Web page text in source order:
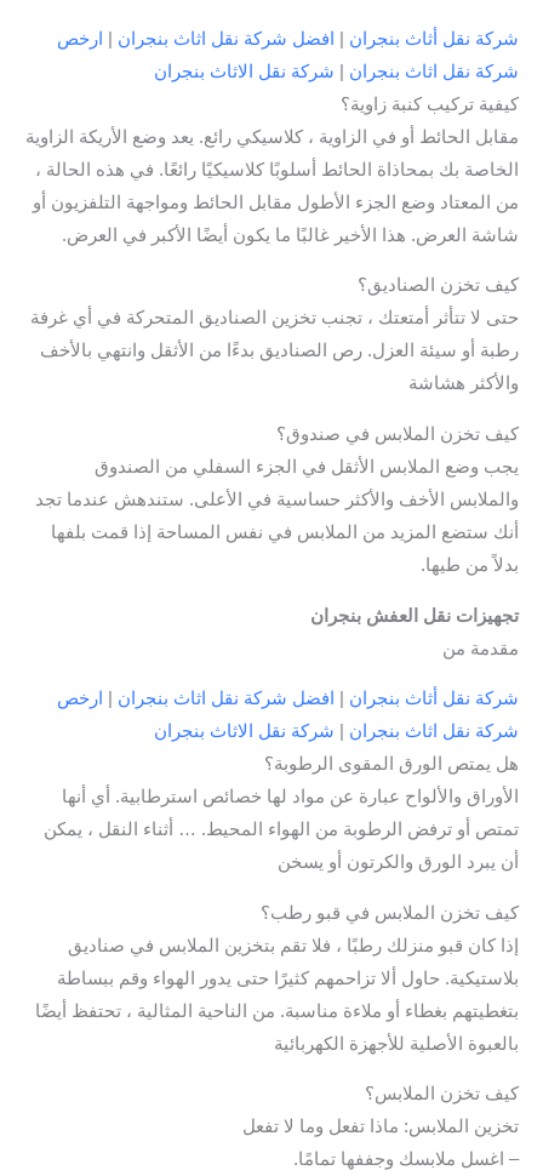
شركة نقل أثاث بنجران افضل شركة نقل اثاث بنجران
ارخص
شركة نقل اثاث بنجران
شركة نقل الاثاث بنجران
كيفية تركيب كنبة زاوية؟
مقابل الحائط أو في الزاوية ، كلاسيكي رائع. يعد وضع الأريكة الزاوية
الخاصة بك بمحاذاة الحائط أسلوبًا كلاسيكيًا رائعًا. في هذه الحالة ،
من المعتاد وضع الجزء الأطول مقابل الحائط ومواجهة التلفزيون أو
شاشة العرض. هذا الأخير غالبًا ما يكون أيضًا الأكبر في العرض.
كيف تخزن الصناديق؟
حتى لا تتأثر أمتعتك ، تجنب تخزين الصناديق المتحركة في أي غرفة
رطبة أو سيئة العزل. رص الصناديق بدءًا من الأثقل وانتهي بالأخف
والأكثر هشاشة
كيف تخزن الملابس في صندوق؟
يجب وضع الملابس الأثقل في الجزء السفلي من الصندوق
والملابس الأخف والأكثر حساسية في الأعلى. ستندهش عندما تجد
أنك ستضع المزيد من الملابس في نفس المساحة إذا قمت بلفها
بدلاً من طيها.
تجهيزات نقل العفش بنجران
مقدمة من
شركة نقل أثاث بنجران افضل شركة نقل اثاث بنجران
ارخص
شركة نقل اثاث بنجران
شركة نقل الاثاث بنجران
هل يمتص الورق المقوى الرطوبة؟
الأوراق والألواح عبارة عن مواد لها خصائص استرطابية. أي أنها
تمتص أو ترفض الرطوبة من الهواء المحيط. … أثناء النقل ، يمكن
أن يبرد الورق والكرتون أو يسخن
كيف تخزن الملابس في قبو رطب؟
إذا كان قبو منزلك رطبًا ، فلا تقم بتخزين الملابس في صناديق
بلاستيكية. حاول ألا تزاحمهم كثيرًا حتى يدور الهواء وقم ببساطة
بتغطيتهم بغطاء أو ملاءة مناسبة. من الناحية المثالية ، تحتفظ أيضًا
بالعبوة الأصلية للأجهزة الكهربائية
كيف تخزن الملابس؟
تخزين الملابس: ماذا تفعل وما لا تفعل
– اغسل ملابسك وجففها تمامًا.